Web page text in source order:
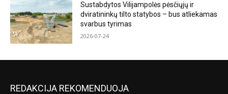
Sustabdytos Vilijampolės pėsčiųjų ir
dviratininkų tilto statybos – bus atliekamas
svarbus tyrimas
2026-07-24
REDAKCIJA REKOMENDUOJA